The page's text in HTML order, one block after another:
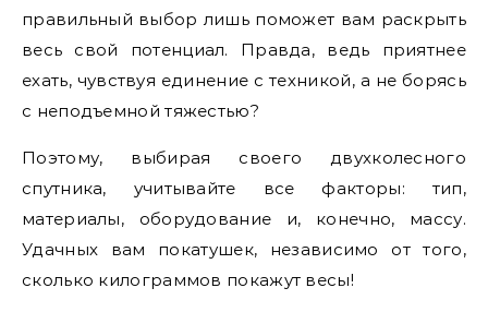
правильный выбор лишь поможет вам раскрыть
весь свой потенциал. Правда, ведь приятнее
ехать, чувствуя единение с техникой, а не борясь
с неподъемной тяжестью?
Поэтому, выбирая своего двухколесного
спутника, учитывайте все факторы: тип,
материалы, оборудование и, конечно, массу.
Удачных вам покатушек, независимо от того,
сколько килограммов покажут весы!